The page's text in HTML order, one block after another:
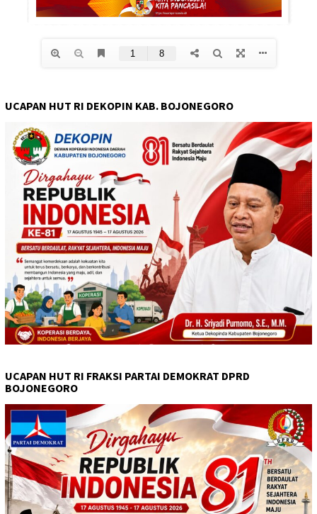
UCAPAN HUT RI DEKOPIN KAB. BOJONEGORO
UCAPAN HUT RI FRAKSI PARTAI DEMOKRAT DPRD
BOJONEGORO